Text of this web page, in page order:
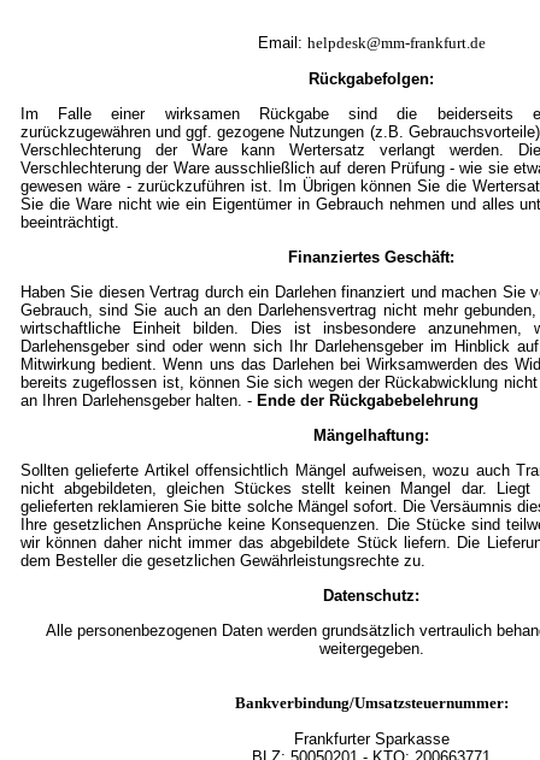
Email: helpdesk@mm-frankfurt.de
Rückgabefolgen:
Im Falle einer wirksamen Rückgabe sind die beiderseits
zurückzugewähren und ggf. gezogene Nutzungen (z.B.
Verschlechterung der Ware kann Wertersatz verlangt werden.
Verschlechterung der Ware ausschließlich auf deren Prüfung - wie sie
gewesen wäre - zurückzuführen ist. Im Übrigen können Sie die
Sie die Ware nicht wie ein Eigentümer in Gebrauch nehmen und alles
beeinträchtigt.
Finanziertes Geschäft:
Haben Sie diesen Vertrag durch ein Darlehen finanziert und machen Sie
Gebrauch, sind Sie auch an den Darlehensvertrag nicht mehr
wirtschaftliche Einheit bilden. Dies ist insbesondere anzunehmen,
Darlehensgeber sind oder wenn sich Ihr Darlehensgeber im Hinblick
Mitwirkung bedient. Wenn uns das Darlehen bei Wirksamwerden des
bereits zugeflossen ist, können Sie sich wegen der Rückabwicklung
an Ihren Darlehensgeber halten. - Ende der Rückgabebelehrung
Mängelhaftung:
Sollten gelieferte Artikel offensichtlich Mängel aufweisen, wozu auch
nicht abgebildeten, gleichen Stückes stellt keinen Mangel dar.
gelieferten reklamieren Sie bitte solche Mängel sofort. Die Versäumnis
Ihre gesetzlichen Ansprüche keine Konsequenzen. Die Stücke sind
wir können daher nicht immer das abgebildete Stück liefern. Die
dem Besteller die gesetzlichen Gewährleistungsrechte zu.
Datenschutz:
Alle personenbezogenen Daten werden grundsätzlich vertraulich
weitergegeben.
Bankverbindung/Umsatzsteuernummer:
Frankfurter Sparkasse